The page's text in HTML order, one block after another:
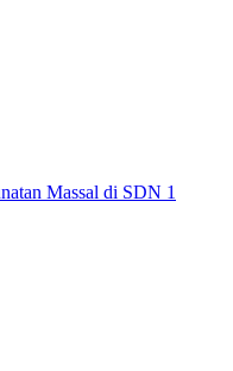
Massal di SDN 1